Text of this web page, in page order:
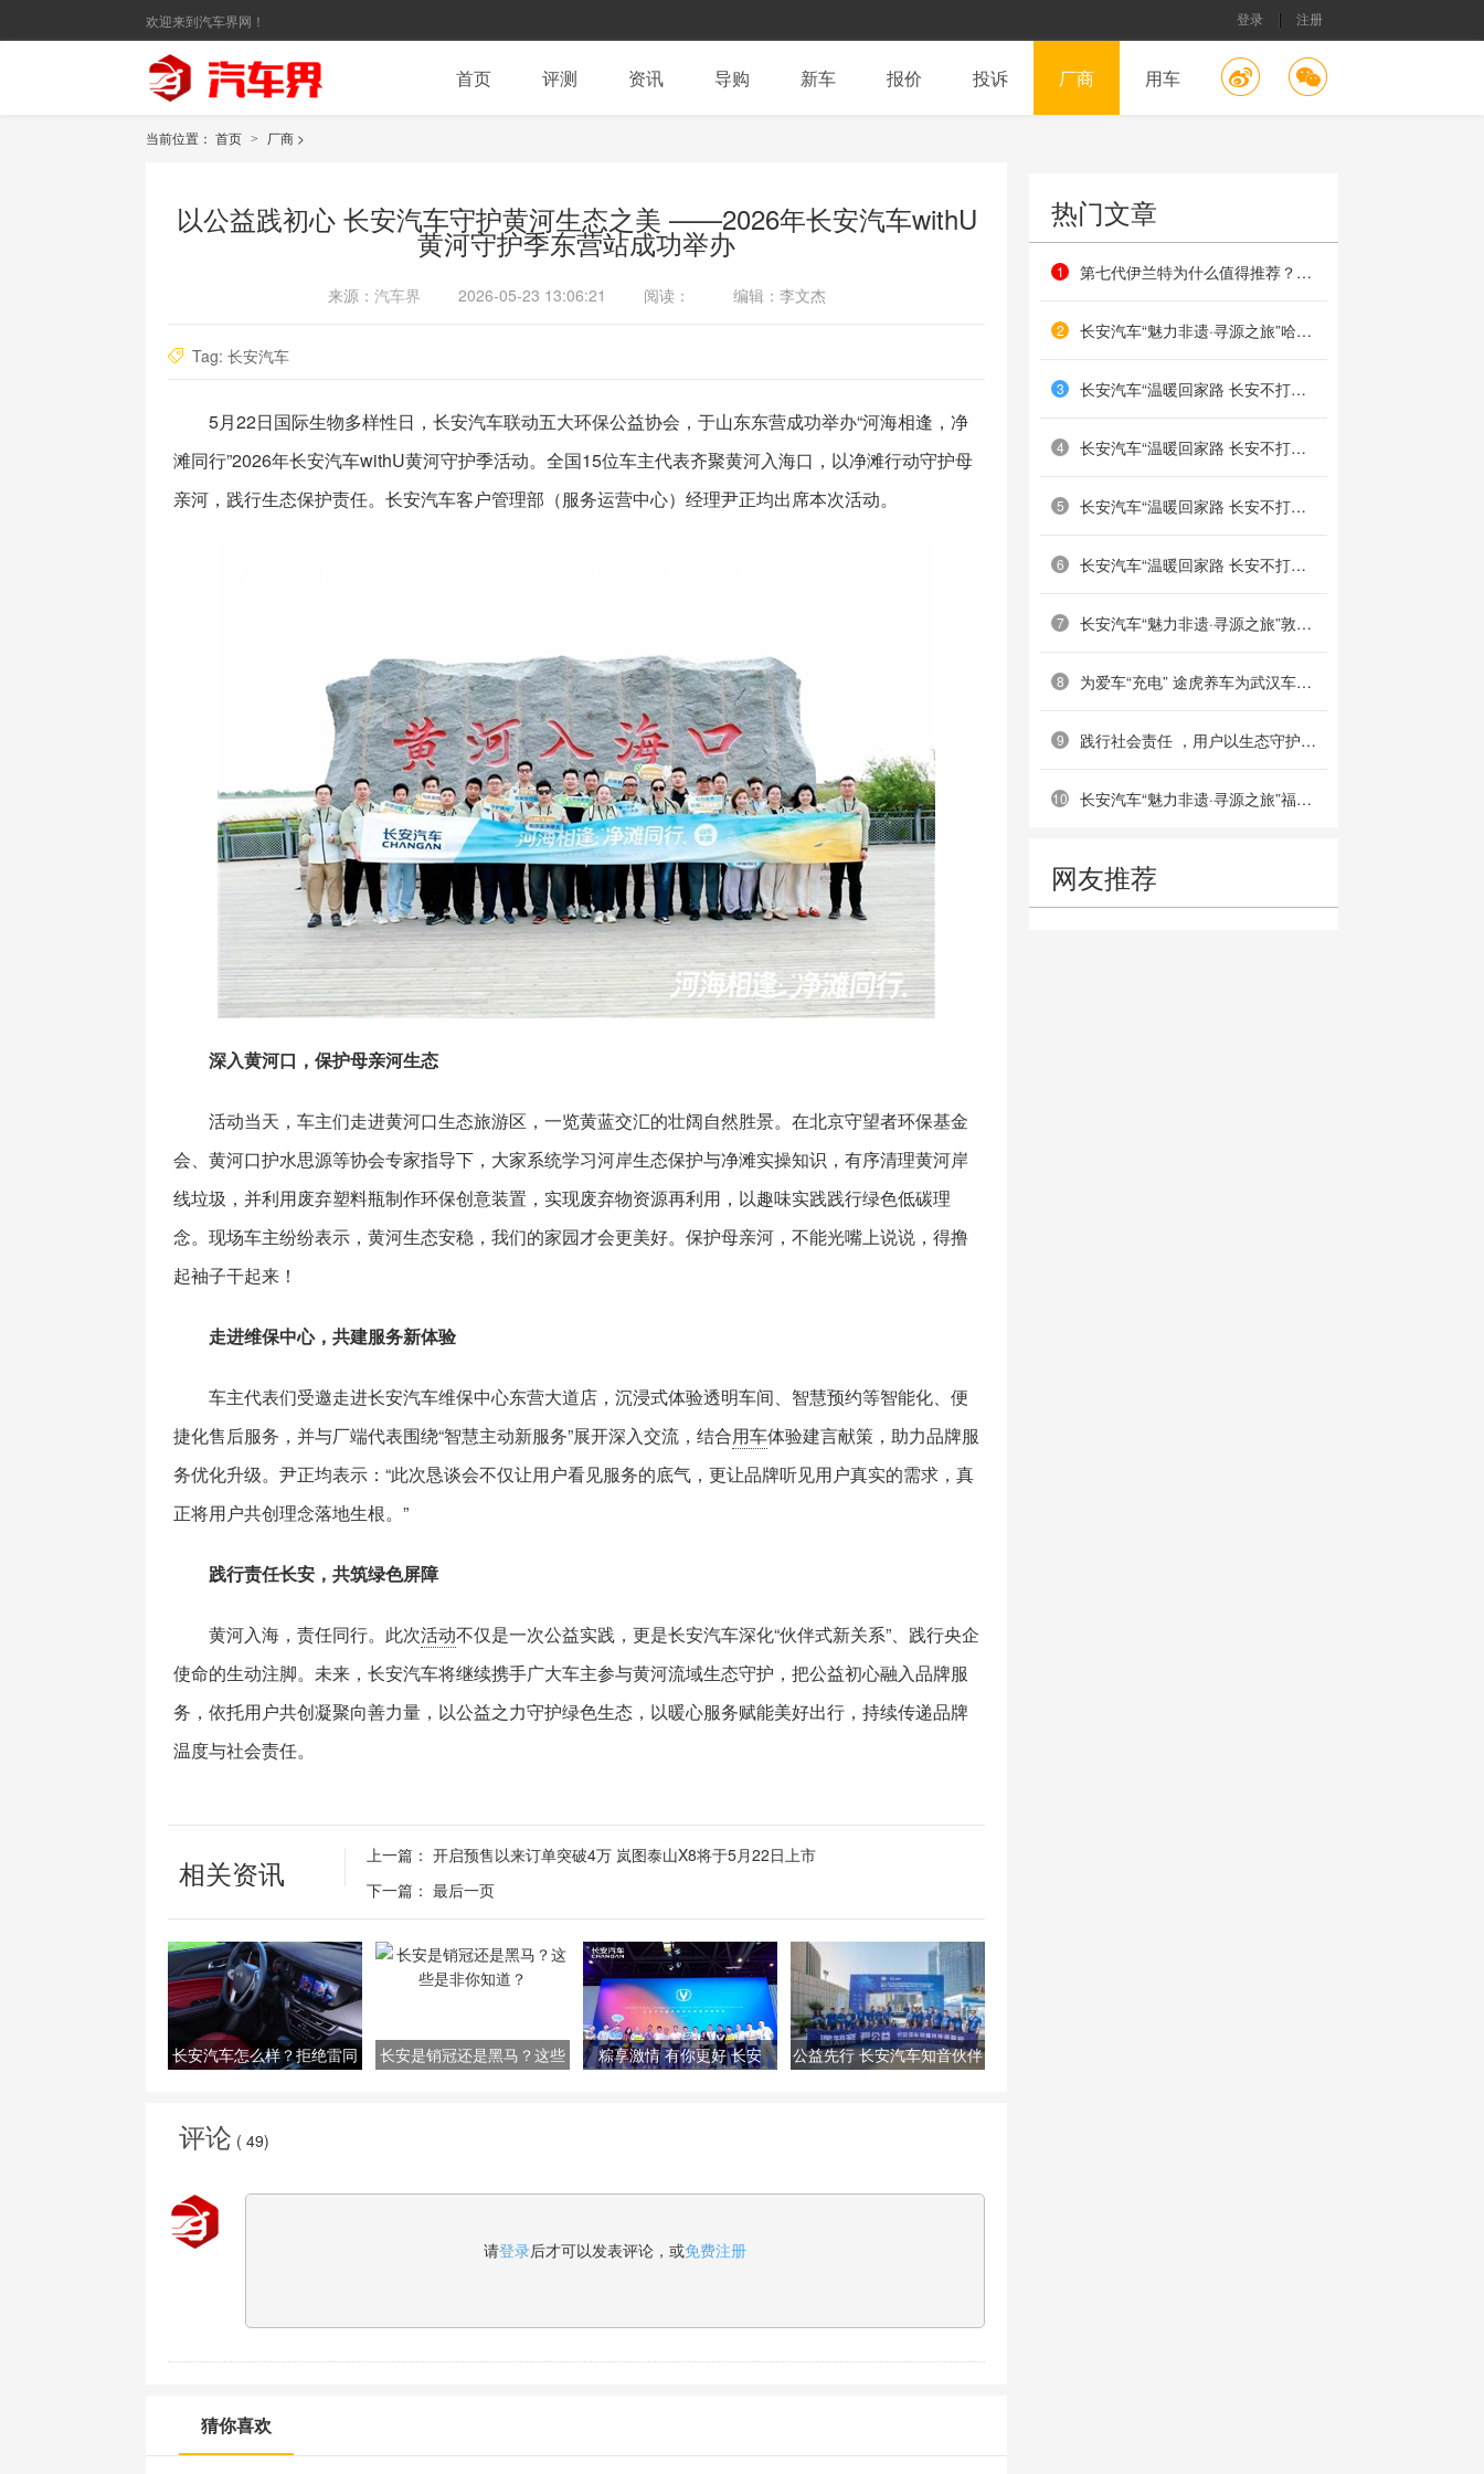
欢迎来到汽车界网！ 登录 注册
首页 评测 资讯 导购 新车 报价 投诉 厂商 用车
当前位置： 首页 > 厂商 >
以公益践初心 长安汽车守护黄河生态之美 ——2026年长安汽车withU
黄河守护季东营站成功举办
来源： 汽车界 2026-05-23 13:06:21 阅读： 编辑：李文杰
Tag: 长安汽车
5月22日国际生物多样性日，长安汽车联动五大环保公益协会，于山东东营成功举办“河海相逢，净
滩同行”2026年长安汽车withU黄河守护季活动。全国15位车主代表齐聚黄河入海口，以净滩行动守护母
亲河，践行生态保护责任。长安汽车客户管理部（服务运营中心）经理尹正均出席本次活动。
深入黄河口，保护母亲河生态
活动当天，车主们走进黄河口生态旅游区，一览黄蓝交汇的壮阔自然胜景。在北京守望者环保基金
会、黄河口护水思源等协会专家指导下，大家系统学习河岸生态保护与净滩实操知识，有序清理黄河岸
线垃圾，并利用废弃塑料瓶制作环保创意装置，实现废弃物资源再利用，以趣味实践践行绿色低碳理
念。现场车主纷纷表示，黄河生态安稳，我们的家园才会更美好。保护母亲河，不能光嘴上说说，得撸
起袖子干起来！
走进维保中心，共建服务新体验
车主代表们受邀走进长安汽车维保中心东营大道店，沉浸式体验透明车间、智慧预约等智能化、便
捷化售后服务，并与厂端代表围绕“智慧主动新服务”展开深入交流，结合用车体验建言献策，助力品牌服
务优化升级。尹正均表示：“此次恳谈会不仅让用户看见服务的底气，更让品牌听见用户真实的需求，真
正将用户共创理念落地生根。”
践行责任长安，共筑绿色屏障
黄河入海，责任同行。此次活动不仅是一次公益实践，更是长安汽车深化“伙伴式新关系”、践行央企
使命的生动注脚。未来，长安汽车将继续携手广大车主参与黄河流域生态守护，把公益初心融入品牌服
务，依托用户共创凝聚向善力量，以公益之力守护绿色生态，以暖心服务赋能美好出行，持续传递品牌
温度与社会责任。
相关资讯 上一篇： 开启预售以来订单突破4万 岚图泰山X8将于5月22日上市
下一篇： 最后一页
长安汽车怎么样？拒绝雷同
长安是销冠还是黑马？这些
粽享激情 有你更好 长安
公益先行 长安汽车知音伙伴
评论 ( 49)
请登录后才可以发表评论，或免费注册
猜你喜欢
热门文章
1 第七代伊兰特为什么值得推荐？这几个方面最有价值
2 长安汽车“魅力非遗·寻源之旅”哈尔滨站收官：北国非遗映匠心，冰雪共鉴传承路
3 长安汽车“温暖回家路 长安不打烊”海口站温暖落幕
4 长安汽车“温暖回家路 长安不打烊”哈尔滨站火热举办
5 长安汽车“温暖回家路 长安不打烊”南京站圆满举行
6 长安汽车“温暖回家路 长安不打烊”郑州站成功举办
7 长安汽车“魅力非遗·寻源之旅”敦煌站：重走丝路古道，共绘非遗画卷
8 为爱车“充电” 途虎养车为武汉车主提供免费搭电服务
9 践行社会责任 ，用户以生态守护共筑绿色屏障——深蓝汽车乌梁素海护鸟公益活动成功举办
10 长安汽车“魅力非遗·寻源之旅”福州站：共溯海丝文脉，传承船政匠心
网友推荐